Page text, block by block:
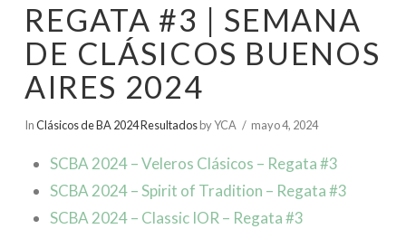
ESCUELA RECREATIVA 2026
ARGENTINO
REGATA #3 | SEMANA
DE CLÁSICOS BUENOS
AIRES 2024
InClásicos de BA 2024 Resultadosby YCA mayo 4, 2024
SCBA 2024 – Veleros Clásicos – Regata #3
SCBA 2024 – Spirit of Tradition – Regata #3
SCBA 2024 – Classic IOR – Regata #3